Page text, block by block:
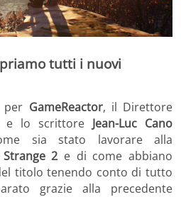
tutti i nuovi
per GameReactor, il Direttore
e lo scrittore Jean-Luc Cano
sia stato lavorare alla
2 e di come abbiano
titolo tenendo conto di tutto
grazie alla precedente